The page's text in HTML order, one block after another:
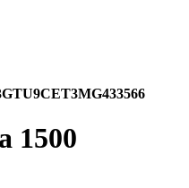
1500